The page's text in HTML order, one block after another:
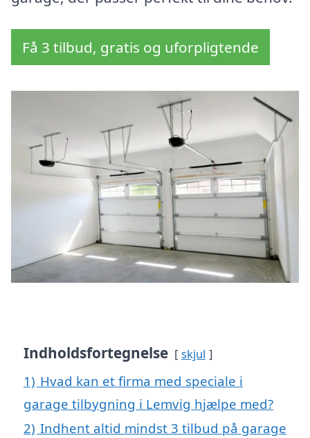
Få 3 tilbud, gratis og uforpligtende
Indholdsfortegnelse skjul
1) Hvad kan et firma med speciale i
garage tilbygning i Lemvig hjælpe med?
2) Indhent altid mindst 3 tilbud på garage